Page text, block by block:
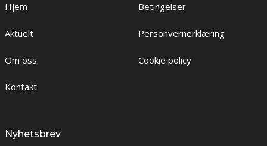
Hjem
Aktuelt
Om oss
Kontakt
Betingelser
Personvernerklæring
Cookie policy
Nyhetsbrev